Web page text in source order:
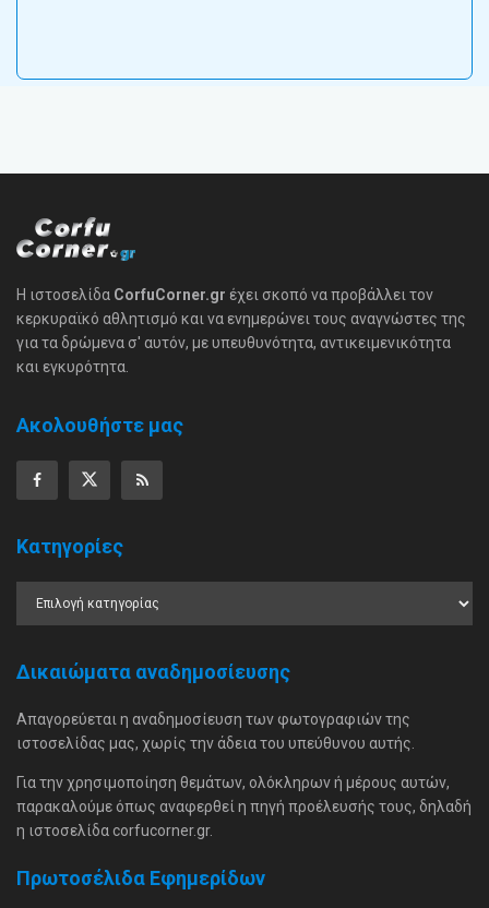
Η ιστοσελίδα CorfuCorner.gr έχει σκοπό να προβάλλει τον
κερκυραϊκό αθλητισμό και να ενημερώνει τους αναγνώστες της
για τα δρώμενα σ' αυτόν, με υπευθυνότητα, αντικειμενικότητα
και εγκυρότητα.
Ακολουθήστε μας
Κατηγορίες
Δικαιώματα αναδημοσίευσης
Απαγορεύεται η αναδημοσίευση των φωτογραφιών της
ιστοσελίδας μας, χωρίς την άδεια του υπεύθυνου αυτής.
Για την χρησιμοποίηση θεμάτων, ολόκληρων ή μέρους αυτών,
παρακαλούμε όπως αναφερθεί η πηγή προέλευσής τους, δηλαδή
η ιστοσελίδα corfucorner.gr.
Πρωτοσέλιδα Εφημερίδων